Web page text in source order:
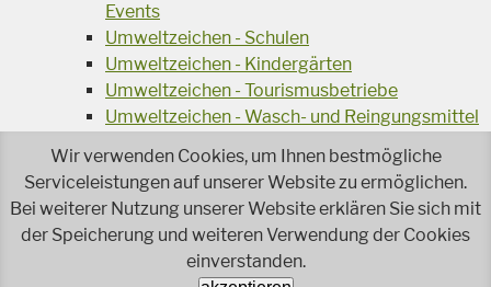
Events
Umweltzeichen - Schulen
Umweltzeichen - Kindergärten
Umweltzeichen - Tourismusbetriebe
Umweltzeichen - Wasch- und Reingungsmittel
Veranstaltungsreihe Ressourcen-Effizienz
Wiederverwendung von Elektroaltgeräten
Wasser - das Businessgetränk
Wohnprojekt Parcours
Jetzt faire und ökologische Mode kaufen!
Wir verwenden Cookies, um Ihnen bestmögliche
Serviceleistungen auf unserer Website zu ermöglichen.
Bei weiterer Nutzung unserer Website erklären Sie sich mit
der Speicherung und weiteren Verwendung der Cookies
einverstanden.